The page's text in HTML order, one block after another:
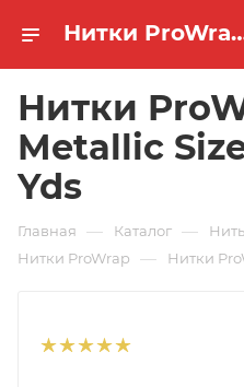
Нитки ProWrap Metallic Size A ,100 Yds 🐟 купить по
Нитки
Metallic
Yds
Главная — Каталог —
Нитки ProWrap — Нитки